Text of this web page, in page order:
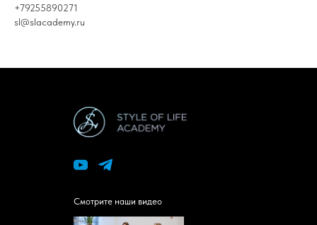
+79255890271
sl@slacademy.ru
Смотрите наши видео